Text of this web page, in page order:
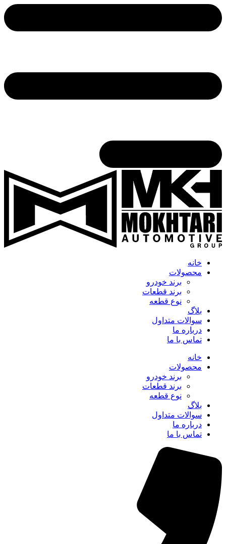
خانه
محصولات
برند خودرو
برند قطعات
نوع قطعه
بلاگ
سوالات متداول
درباره ما
تماس با ما
خانه
محصولات
برند خودرو
برند قطعات
نوع قطعه
بلاگ
سوالات متداول
درباره ما
تماس با ما